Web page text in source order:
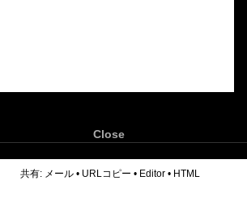
Close
共有: メール • URLコピー • Editor • HTML